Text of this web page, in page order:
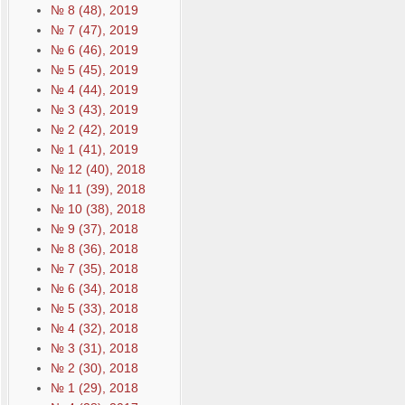
№ 8 (48), 2019
№ 7 (47), 2019
№ 6 (46), 2019
№ 5 (45), 2019
№ 4 (44), 2019
№ 3 (43), 2019
№ 2 (42), 2019
№ 1 (41), 2019
№ 12 (40), 2018
№ 11 (39), 2018
№ 10 (38), 2018
№ 9 (37), 2018
№ 8 (36), 2018
№ 7 (35), 2018
№ 6 (34), 2018
№ 5 (33), 2018
№ 4 (32), 2018
№ 3 (31), 2018
№ 2 (30), 2018
№ 1 (29), 2018